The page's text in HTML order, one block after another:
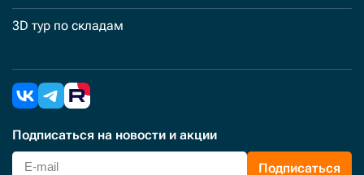
3D тур по складам
Подписаться на новости и акции
Подписаться